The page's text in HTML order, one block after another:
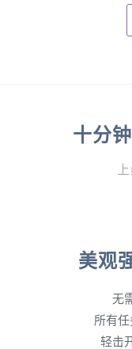
十分
美观
无
所有
轻击